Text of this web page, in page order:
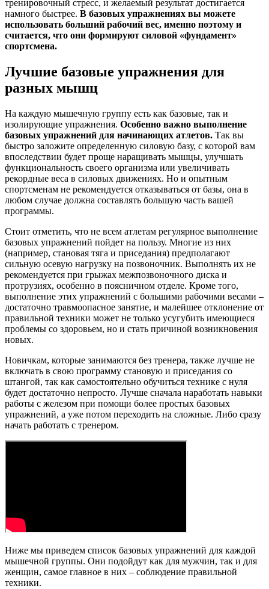
тренировочный стресс, и желаемый результат достигается
намного быстрее. В базовых упражнениях вы можете
использовать больший рабочий вес, именно поэтому и
считается, что они формируют силовой «фундамент»
спортсмена.
Лучшие базовые упражнения для
разных мышц
На каждую мышечную группу есть как базовые, так и
изолирующие упражнения. Особенно важно выполнение
базовых упражнений для начинающих атлетов. Так вы
быстро заложите определенную силовую базу, с которой вам
впоследствии будет проще наращивать мышцы, улучшать
функциональность своего организма или увеличивать
рекордные веса в силовых движениях. Но и опытным
спортсменам не рекомендуется отказываться от базы, она в
любом случае должна составлять большую часть вашей
программы.
Стоит отметить, что не всем атлетам регулярное выполнение
базовых упражнений пойдет на пользу. Многие из них
(например, становая тяга и приседания) предполагают
сильную осевую нагрузку на позвоночник. Выполнять их не
рекомендуется при грыжах межпозвоночного диска и
протрузиях, особенно в поясничном отделе. Кроме того,
выполнение этих упражнений с большими рабочими весами –
достаточно травмоопасное занятие, и малейшее отклонение от
правильной техники может не только усугубить имеющиеся
проблемы со здоровьем, но и стать причиной возникновения
новых.
Новичкам, которые занимаются без тренера, также лучше не
включать в свою программу становую и приседания со
штангой, так как самостоятельно обучиться технике с нуля
будет достаточно непросто. Лучше сначала наработать навыки
работы с железом при помощи более простых базовых
упражнений, а уже потом переходить на сложные. Либо сразу
начать работать с тренером.
Ниже мы приведем список базовых упражнений для каждой
мышечной группы. Они подойдут как для мужчин, так и для
женщин, самое главное в них – соблюдение правильной
техники.